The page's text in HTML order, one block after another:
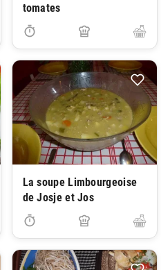
tomates
La soupe Limbourgeoise
de Josje et Jos